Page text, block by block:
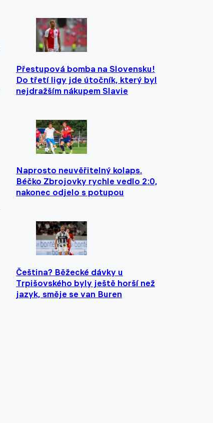
Přestupová bomba na Slovensku!
Do třetí ligy jde útočník, který byl
nejdražším nákupem Slavie
Naprosto neuvěřitelný kolaps.
Béčko Zbrojovky rychle vedlo 2:0,
nakonec odjelo s potupou
Čeština? Běžecké dávky u
Trpišovského byly ještě horší než
jazyk, směje se van Buren